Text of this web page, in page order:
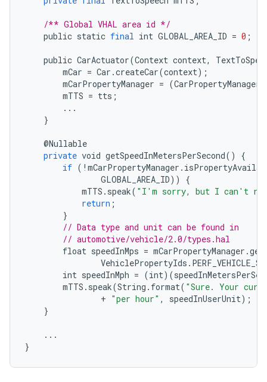
/** Global VHAL area id */
public static final int GLOBAL_AREA_ID = 0 ;
public CarActuator(Context context,
mCar = Car .createCar(context);
mCarPropertyManager = (CarPropertyManager
mTTS = tts ;
...
}
@Nullable
private void getSpeedInMetersPerSecond()
{
if (! mCarPropertyManager .
GLOBAL_AREA_ID))
{
mTTS . speak( "I'm sorry, but I can't
return ;
}
// Data type and unit can be found in
// automotive/vehicle/2.0/types.hal
float speedInMps = mCarPropertyManager .
VehiclePropertyIds .
int speedInMph = (int)(
mTTS . speak(String . format( "Sure. Your
+ "per hour" , speedInUserUnit);
}
...
}